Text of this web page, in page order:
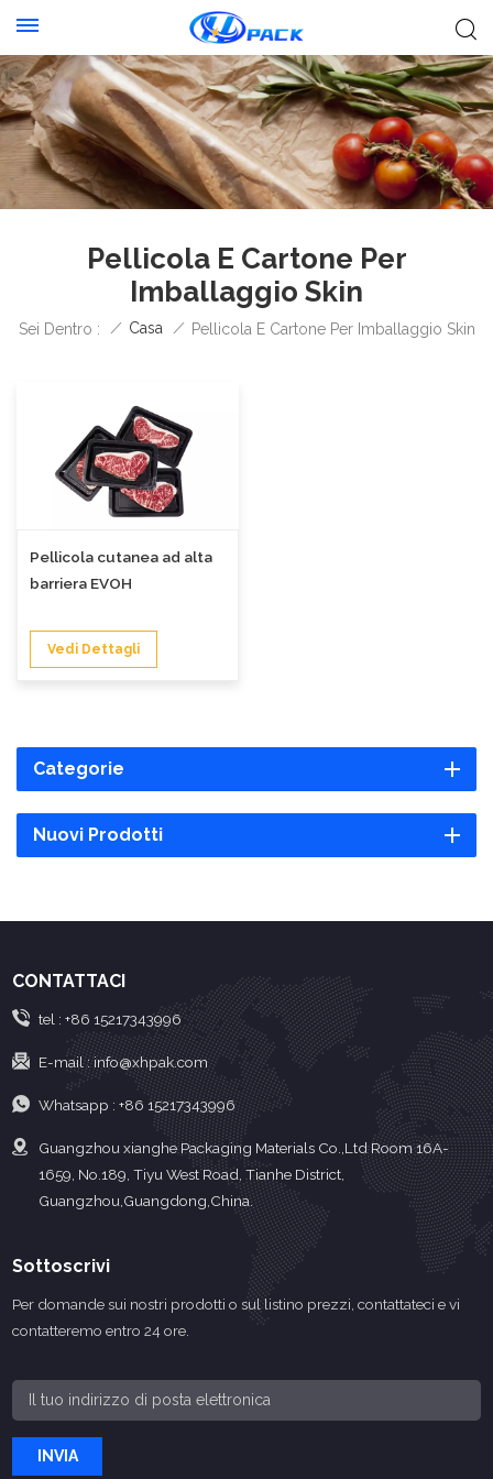
Pellicola E Cartone Per
Imballaggio Skin
Sei Dentro : / Casa / Pellicola E Cartone Per Imballaggio Skin
Pellicola cutanea ad alta
barriera EVOH
Vedi Dettagli
Categorie
Nuovi Prodotti
CONTATTACI
tel : +86 15217343996
E-mail :info@xhpak.com
Whatsapp : +86 15217343996
Guangzhou xianghe Packaging Materials Co.,Ltd Room 16A-
1659, No.189, Tiyu West Road, Tianhe District,
Guangzhou,Guangdong,China.
Sottoscrivi
Per domande sui nostri prodotti o sul listino prezzi, contattateci e vi
contatteremo entro 24 ore.
INVIA